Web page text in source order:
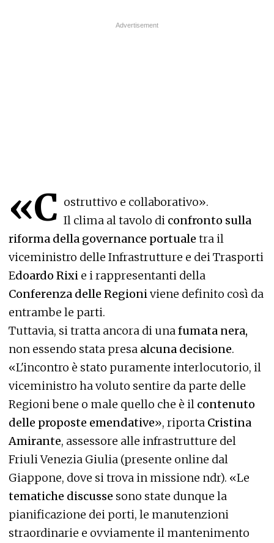
«C ostruttivo e collaborativo».
Il clima al tavolo di confronto sulla
riforma della governance portuale tra il
viceministro delle Infrastrutture e dei Trasporti
Edoardo Rixi e i rappresentanti della
Conferenza delle Regioniviene definito così da
entrambe le parti.
Tuttavia, si tratta ancora di unafumata nera,
non essendo stata presa alcuna decisione.
«L'incontro è stato puramente interlocutorio, il
viceministro ha voluto sentire da parte delle
Regioni bene o male quello che è il contenuto
delle proposte emendative», riporta Cristina
Amirante, assessore alle infrastrutture del
Friuli Venezia Giulia (presente online dal
Giappone, dove si trova in missione ndr). «Le
tematiche discusse sono state dunque la
pianificazione dei porti, le manutenzioni
straordinarie e ovviamente il mantenimento